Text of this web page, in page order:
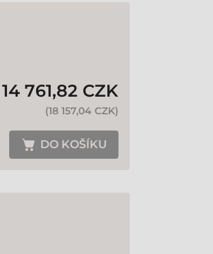
14 761,82 CZK
(18 157,04 CZK)
DO KOŠÍKU